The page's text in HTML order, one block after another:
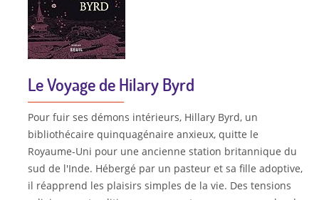
Le Voyage de Hilary Byrd
Pour fuir ses démons intérieurs, Hillary Byrd, un
bibliothécaire quinquagénaire anxieux, quitte le
Royaume-Uni pour une ancienne station britannique du
sud de l'Inde. Hébergé par un pasteur et sa fille adoptive,
il réapprend les plaisirs simples de la vie. Des tensions